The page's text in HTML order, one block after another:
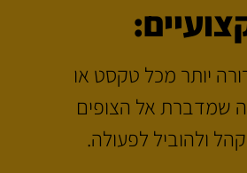
יותר מכל טקסט או
שמדברת אל הצופים
ולהוביל לפעולה.